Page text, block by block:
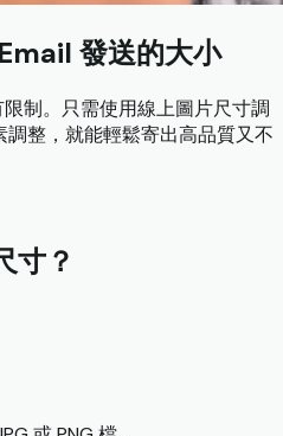
發送的大小
制。只需使用線上圖片尺寸調
整，就能輕鬆寄出高品質又不
寸？